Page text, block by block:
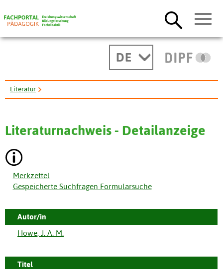
DE
Literatur
Literaturnachweis - Detailanzeige
Merkzettel
Gespeicherte Suchfragen Formularsuche
Autor/in
Howe, J. A. M.
Titel